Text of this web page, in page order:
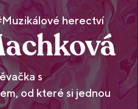
herectví
s
od které si jednou